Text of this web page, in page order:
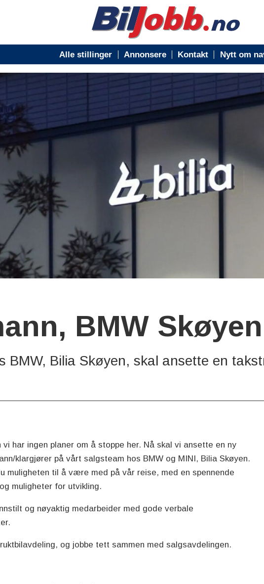
Alle stillinger Annonsere Kontakt Nytt om
BMW Skøyen
BMW, Bilia Skøyen, skal ansette en
har ingen planer om å stoppe her. Nå skal vi ansette en ny
klargjører på vårt salgsteam hos BMW og MINI, Bilia Skøyen.
muligheten til å være med på vår reise, med en spennende
muligheter for utvikling.
og nøyaktig medarbeider med gode verbale
og jobbe tett sammen med salgsavdelingen.